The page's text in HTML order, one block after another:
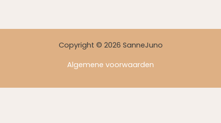
Copyright © 2026 SanneJuno
Algemene voorwaarden